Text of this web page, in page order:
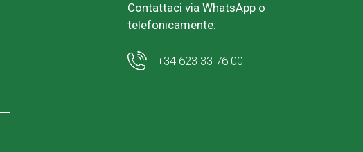
Contattaci via WhatsApp o
telefonicamente:
+34 623 33 76 00